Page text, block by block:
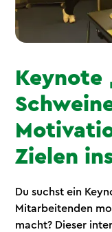
Keynote
Zielen
Du suchst ein
Mitarbeitenden
macht? Dieser